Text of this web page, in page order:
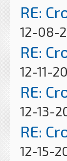
RE:
12-08-
RE:
12-11-
RE:
12-13-
RE:
12-15-